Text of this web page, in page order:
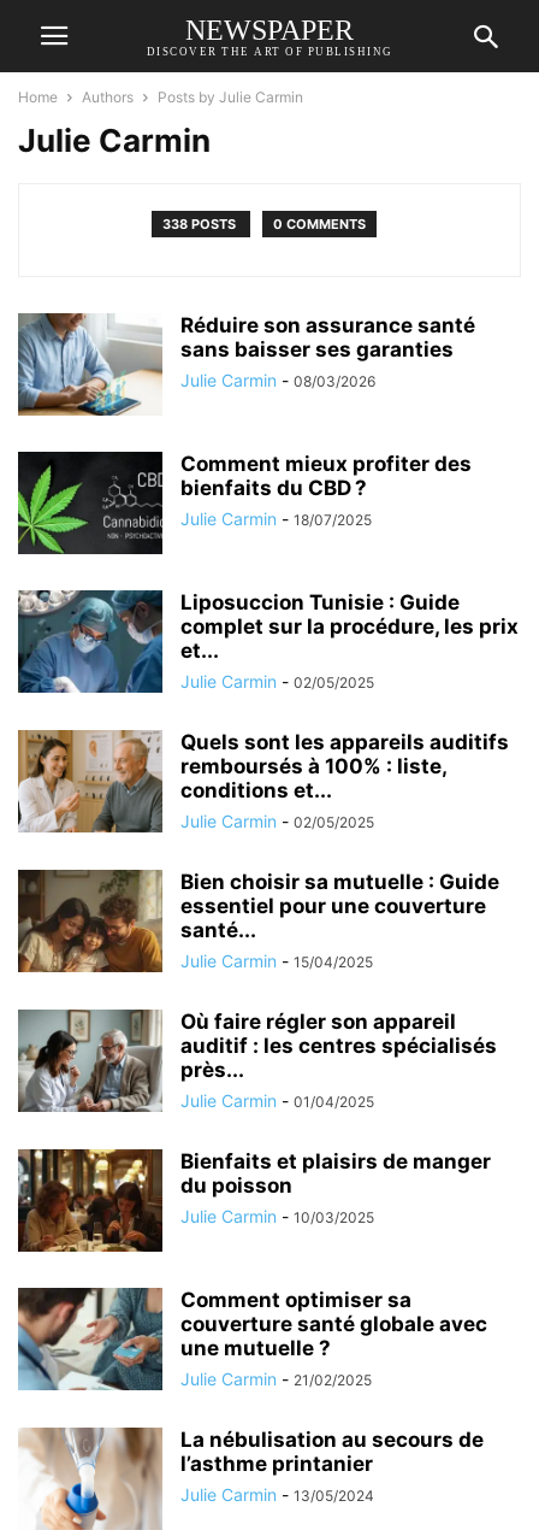
NEWSPAPER
DISCOVER THE ART OF PUBLISHING
Home Authors Posts by Julie Carmin
Julie Carmin
338 POSTS 0 COMMENTS
Réduire son assurance santé
sans baisser ses garanties
Julie Carmin - 08/03/2026
Comment mieux profiter des
bienfaits du CBD ?
Julie Carmin - 18/07/2025
Liposuccion Tunisie : Guide
complet sur la procédure, les prix
et...
Julie Carmin - 02/05/2025
Quels sont les appareils auditifs
remboursés à 100% : liste,
conditions et...
Julie Carmin - 02/05/2025
Bien choisir sa mutuelle : Guide
essentiel pour une couverture
santé...
Julie Carmin - 15/04/2025
Où faire régler son appareil
auditif : les centres spécialisés
près...
Julie Carmin - 01/04/2025
Bienfaits et plaisirs de manger
du poisson
Julie Carmin - 10/03/2025
Comment optimiser sa
couverture santé globale avec
une mutuelle ?
Julie Carmin - 21/02/2025
La nébulisation au secours de
l’asthme printanier
Julie Carmin - 13/05/2024